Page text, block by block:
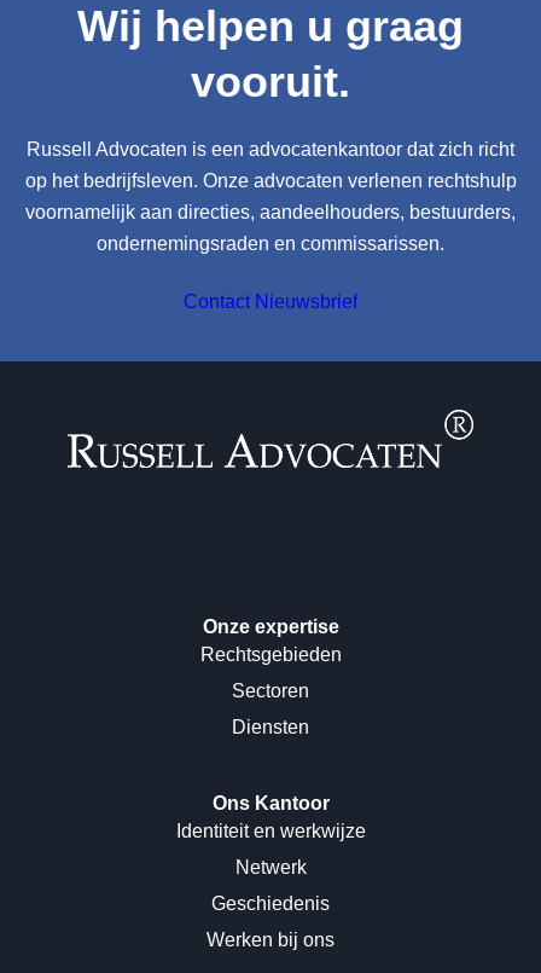
Wij helpen u graag
vooruit.
Russell Advocaten is een advocatenkantoor dat zich richt
op het bedrijfsleven. Onze advocaten verlenen rechtshulp
voornamelijk aan directies, aandeelhouders, bestuurders,
ondernemingsraden en commissarissen.
Contact Nieuwsbrief
Onze expertise
Rechtsgebieden
Sectoren
Diensten
Ons Kantoor
Identiteit en werkwijze
Netwerk
Geschiedenis
Werken bij ons